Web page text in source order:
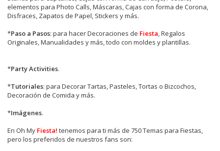
elementos para Photo Calls, Máscaras, Cajas con forma de Corona,
Disfraces, Zapatos de Papel, Stickers y más.
*Paso a Pasos: para hacer Decoraciones de Fiesta, Regalos
Originales, Manualidades y más, todo con moldes y plantillas.
*Party Activities.
*Tutoriales: para Decorar Tartas, Pasteles, Tortas o Bizcochos,
Decoración de Comida y más.
*Imágenes.
En Oh My Fiesta! tenemos para ti más de 750 Temas para Fiestas,
pero los preferidos de nuestros fans son: